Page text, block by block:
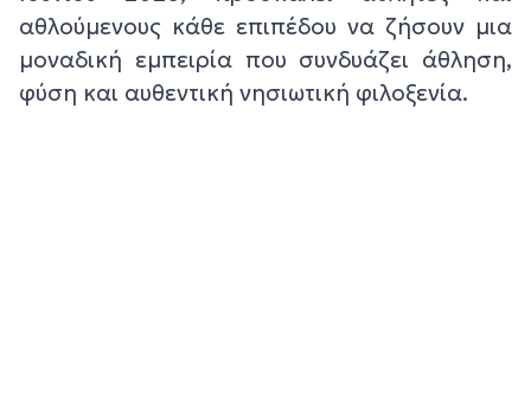
αθλούμενους κάθε επιπέδου να ζήσουν μια
μοναδική εμπειρία που συνδυάζει άθληση,
φύση και αυθεντική νησιωτική φιλοξενία.